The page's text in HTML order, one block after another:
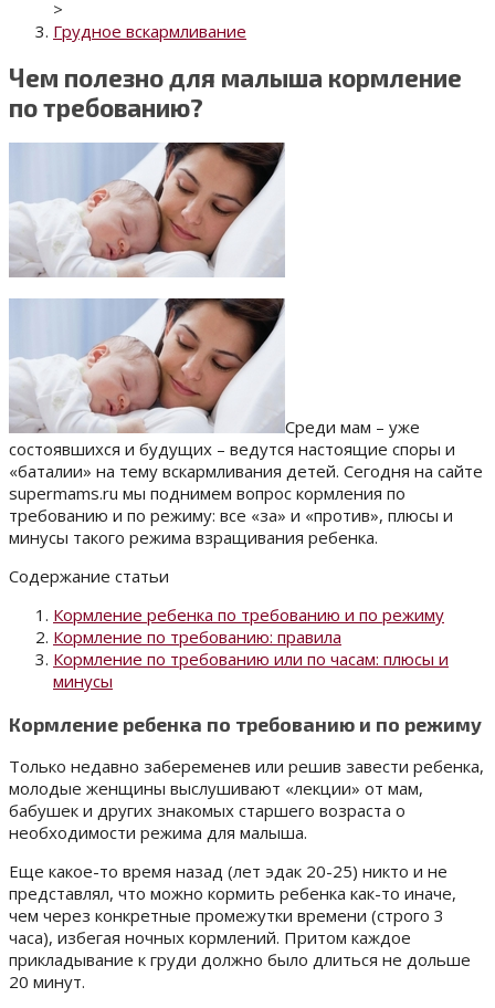
>
Грудное вскармливание
Чем полезно для малыша кормление
по требованию?
Среди мам – уже
состоявшихся и будущих – ведутся настоящие споры и
«баталии» на тему вскармливания детей. Сегодня на сайте
supermams.ru мы поднимем вопрос кормления по
требованию и по режиму: все «за» и «против», плюсы и
минусы такого режима взращивания ребенка.
Содержание статьи
Кормление ребенка по требованию и по режиму
Кормление по требованию: правила
Кормление по требованию или по часам: плюсы и
минусы
Кормление ребенка по требованию и по режиму
Только недавно забеременев или решив завести ребенка,
молодые женщины выслушивают «лекции» от мам,
бабушек и других знакомых старшего возраста о
необходимости режима для малыша.
Еще какое-то время назад (лет эдак 20-25) никто и не
представлял, что можно кормить ребенка как-то иначе,
чем через конкретные промежутки времени (строго 3
часа), избегая ночных кормлений. Притом каждое
прикладывание к груди должно было длиться не дольше
20 минут.